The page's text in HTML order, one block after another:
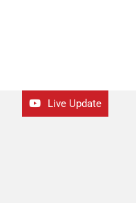
Live Update